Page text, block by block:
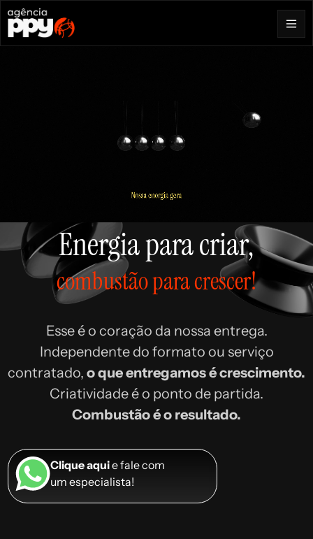
Energia para criar,
combustão para crescer!
Esse é o coração da nossa entrega.
Independente do formato ou serviço
contratado, o que entregamos é crescimento.
Criatividade é o ponto de partida.
Combustão é o resultado.
Clique aquie fale com
um especialista!